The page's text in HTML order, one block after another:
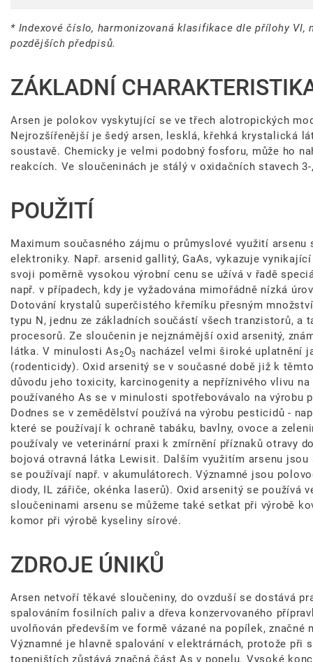
* Indexové číslo, harmonizovaná klasifikace dle přílohy VI,
pozdějších předpisů.
ZÁKLADNÍ
Arsen je polokov vyskytující se ve třech alotropických
Nejrozšířenější je šedý arsen, lesklá, křehká krystalická
soustavě. Chemicky je velmi podobný fosforu, může ho
reakcích. Ve sloučeninách je stálý v oxidačních stavech 3-
POUŽITÍ
Maximum současného zájmu o průmyslové využití
elektroniky. Např. arsenid gallitý, GaAs, vykazuje
svoji poměrně vysokou výrobní cenu se užívá v řadě
např. v případech, kdy je vyžadována mimořádně nízká
Dotování krystalů superčistého křemíku přesným
typu N, jednu ze základních součástí všech tranzistorů, a
procesorů. Ze sloučenin je nejznámější oxid arsenitý,
látka. V minulosti As2O3 nacházel velmi široké uplatnění
(rodenticidy). Oxid arsenitý se v současné době již k
důvodu jeho toxicity, karcinogenity a nepříznivého vlivu
používaného As se v minulosti spotřebovávalo na výrobu
Dodnes se v zemědělství používá na výrobu pesticidů -
které se používají k ochraně tabáku, bavlny, ovoce a
používaly ve veterinární praxi k zmírnění příznaků otravy
bojová otravná látka Lewisit. Dalším využitím arsenu
se používají např. v akumulátorech. Významné jsou
diody, IL zářiče, okénka laserů). Oxid arsenitý se používá
sloučeninami arsenu se můžeme také setkat při výrobě
komor při výrobě kyseliny sírové.
ZDROJE ÚNIKŮ
Arsen netvoří těkavé sloučeniny, do ovzduší se dostává
spalováním fosilních paliv a dřeva konzervovaného
uvolňován především ve formě vázané na popílek,
Významné je hlavně spalování v elektrárnách, protože při